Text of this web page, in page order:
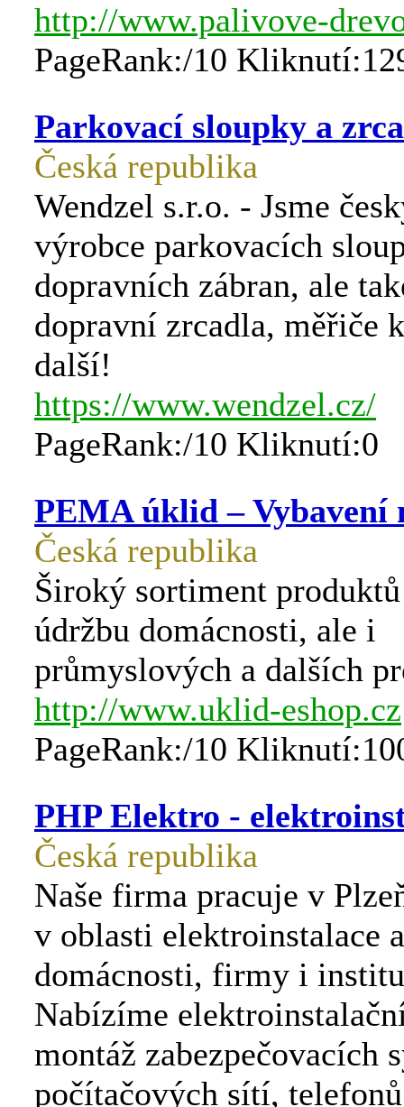
http://www.palivove-
PageRank:/10
Parkovací sloupky a
Česká republika
Wendzel s.r.o. - Jsme
výrobce parkovacích
dopravních zábran, ale
dopravní zrcadla, měřiče
další!
https://www.wendzel.cz/
PageRank:/10 Kliknutí:0
PEMA úklid – Vybavení
Česká republika
Široký sortiment
údržbu domácnosti, ale i
průmyslových a dalších
http://www.uklid-eshop.cz
PageRank:/10
PHP Elektro -
Česká republika
Naše firma pracuje v
v oblasti elektroinstalace
domácnosti, firmy i
Nabízíme
montáž zabezpečovacích
počítačových sítí,